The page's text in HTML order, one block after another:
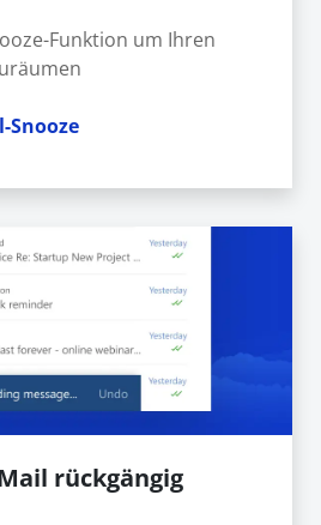
Funktion um Ihren
Snooze
rückgängig